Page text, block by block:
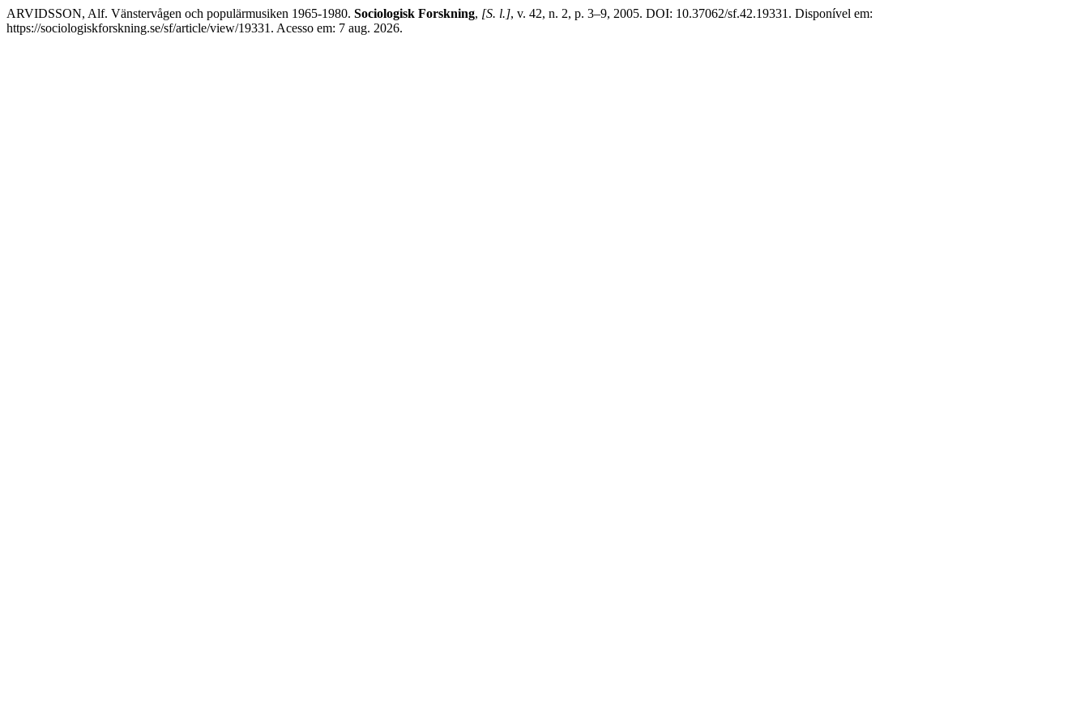
ARVIDSSON, Alf. Vänstervågen och populärmusiken 1965-1980. Sociologisk Forskning, [S. l.], v. 42, n. 2, p. 3–9, 2005. DOI: 10.37062/sf.42.19331. Disponível em:
https://sociologiskforskning.se/sf/article/view/19331. Acesso em: 7 aug. 2026.